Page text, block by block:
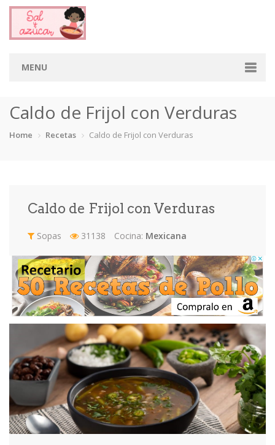
MENU
Categorias
Cordero
Ensaladas Equipment Frutas Galletas
Gelatinas Guarnicion… Helados Hot Dogs
Huevos Mariscos Mermeladas Muffins
Panes Para Niños Pastas Pasteles
Pescados Pizzas Platos Fue… Pollo
Postres Recetas de… Recetas Do… Recetas Fá…
Caldo de Frijol con Verduras
Home Recetas Caldo de Frijol con Verduras
Caldo de Frijol con Verduras
Sopas 31138 Cocina: Mexicana